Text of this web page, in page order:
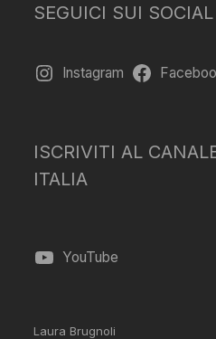
SEGUICI SUI SOCIAL
Instagram
ISCRIVITI AL
ITALIA
YouTube
Laura Brugnoli